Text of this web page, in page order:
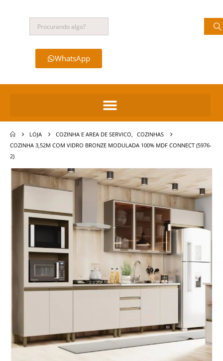
WhatsApp
LOJA COZINHA E AREA DE SERVICO
COZINHAS
COZINHA 3,52M COM VIDRO BRONZE MODULADA 100% MDF CONNECT (5976-
2)